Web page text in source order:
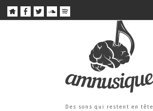
Des sons qui restent en tête